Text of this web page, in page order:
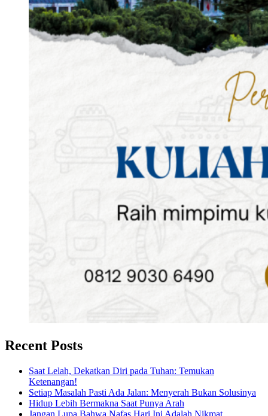
Recent Posts
Saat Lelah, Dekatkan Diri pada Tuhan: Temukan
Ketenangan!
Setiap Masalah Pasti Ada Jalan: Menyerah Bukan Solusinya
Hidup Lebih Bermakna Saat Punya Arah
Jangan Lupa Bahwa Nafas Hari Ini Adalah Nikmat